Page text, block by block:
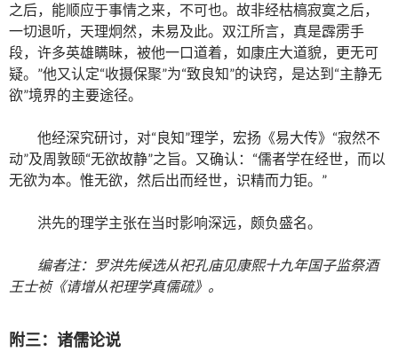
之后，能顺应于事情之来，不可也。故非经枯槁寂寞之后，
一切退听，天理炯然，未易及此。双江所言，真是霹雳手
段，许多英雄瞒昧，被他一口道着，如康庄大道貌，更无可
疑。”他又认定“收摄保聚”为“致良知”的诀窍，是达到“主静无
欲”境界的主要途径。
他经深究研讨，对“良知”理学，宏扬《易大传》“寂然不
动”及周敦颐“无欲故静”之旨。又确认：“儒者学在经世，而以
无欲为本。惟无欲，然后出而经世，识精而力钜。”
洪先的理学主张在当时影响深远，颇负盛名。
编者注：罗洪先候选从祀孔庙见康熙十九年国子监祭酒
王士祯《请增从祀理学真儒疏》。
附三：诸儒论说